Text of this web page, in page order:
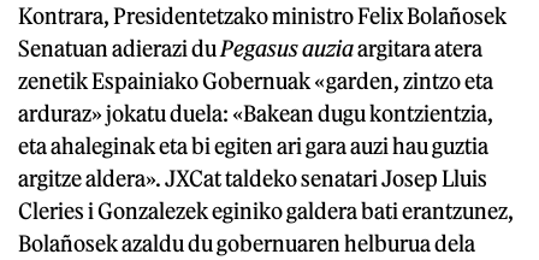
Kontrara, Presidentetzako ministro Felix Bolañosek
Senatuan adierazi du Pegasus auziaargitara atera
zenetik Espainiako Gobernuak «garden, zintzo eta
arduraz» jokatu duela: «Bakean dugu kontzientzia,
eta ahaleginak eta bi egiten ari gara auzi hau guztia
argitze aldera». JXCat taldeko senatari Josep Lluis
Cleries i Gonzalezek eginiko galdera bati erantzunez,
Bolañosek azaldu du gobernuaren helburua dela